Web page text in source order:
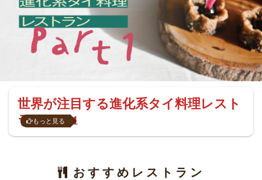
世界が注目する進化系タイ料理レスト
ラン Part1
もっと見る
おすすめレストラン